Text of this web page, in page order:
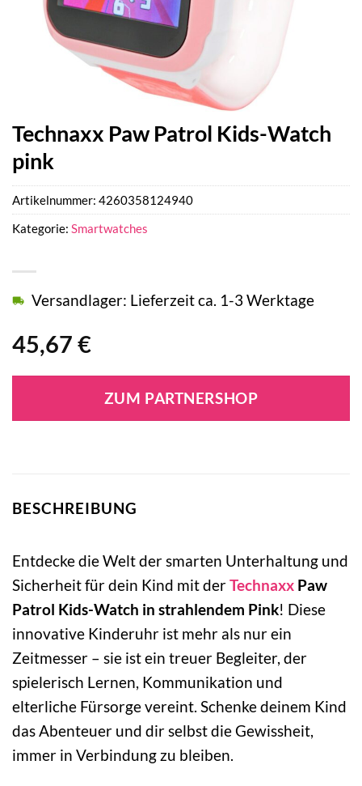
Technaxx Paw Patrol Kids-Watch
pink
45,67 €
Versandlager: Lieferzeit ca. 1-3 Werktage
ZUM PARTNERSHOP
Artikelnummer: 4260358124940
Kategorie: Smartwatches
BESCHREIBUNG
Entdecke die Welt der smarten Unterhaltung und
Sicherheit für dein Kind mit derTechnaxx Paw
Patrol Kids-Watch in strahlendem Pink! Diese
innovative Kinderuhr ist mehr als nur ein
Zeitmesser – sie ist ein treuer Begleiter, der
spielerisch Lernen, Kommunikation und
elterliche Fürsorge vereint. Schenke deinem Kind
das Abenteuer und dir selbst die Gewissheit,
immer in Verbindung zu bleiben.